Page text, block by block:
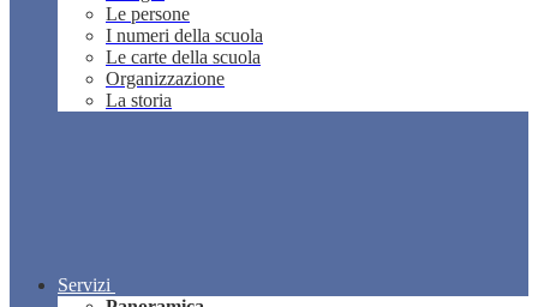
Le persone
I numeri della scuola
Le carte della scuola
Organizzazione
La storia
Servizi